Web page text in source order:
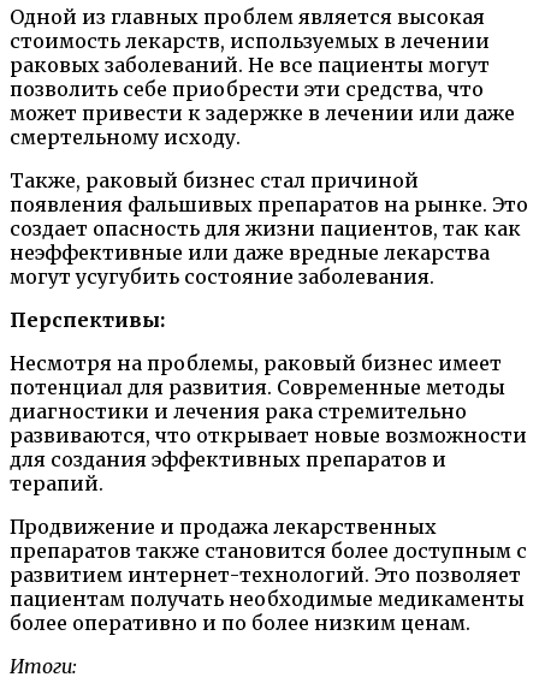
Одной из главных проблем является высокая
стоимость лекарств, используемых в лечении
раковых заболеваний. Не все пациенты могут
позволить себе приобрести эти средства, что
может привести к задержке в лечении или даже
смертельному исходу.
Также, раковый бизнес стал причиной
появления фальшивых препаратов на рынке. Это
создает опасность для жизни пациентов, так как
неэффективные или даже вредные лекарства
могут усугубить состояние заболевания.
Перспективы:
Несмотря на проблемы, раковый бизнес имеет
потенциал для развития. Современные методы
диагностики и лечения рака стремительно
развиваются, что открывает новые возможности
для создания эффективных препаратов и
терапий.
Продвижение и продажа лекарственных
препаратов также становится более доступным с
развитием интернет-технологий. Это позволяет
пациентам получать необходимые медикаменты
более оперативно и по более низким ценам.
Итоги: